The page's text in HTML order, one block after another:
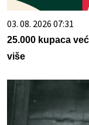
03. 08. 2026 07:31
25.000 kupaca
više